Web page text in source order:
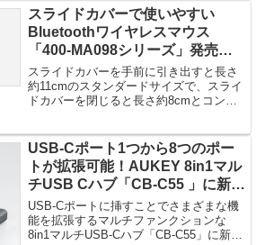
スライドカバーで使いやすい
Bluetoothワイヤレスマウス
「400-MA098シリーズ」発売！
スライドカバーを閉じると約8cm
のコンパクトに！
スライドカバーを手前に引き出すと長さ
約11cmのスタンダードサイズで、スライ
ドカバーを閉じると長さ約8cmとコンパ
USB-Cポート1つから8つのポー
トが拡張可能！AUKEY 8in1マル
チUSB Cハブ「CB-C55 」に新色
スペースグレイが登場！
USB-Cポートに挿すことでさまざまな機
能を拡張するマルチファンクションな
8in1マルチUSB-Cハブ「CB-C55」に新色